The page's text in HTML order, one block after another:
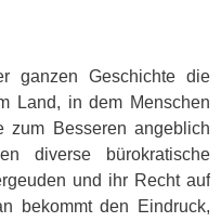
ganzen Geschichte die
Land, in dem Menschen
zum Besseren angeblich
diverse bürokratische
und ihr Recht auf
bekommt den Eindruck,